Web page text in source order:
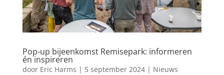
Pop-up bijeenkomst Remisepark: informeren
én inspireren
door Eric Harms | 5 september 2024| Nieuws